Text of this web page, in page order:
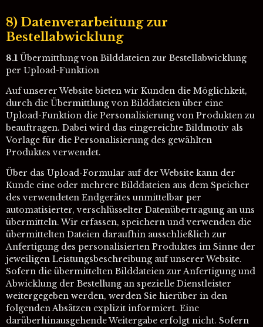
8) Datenverarbeitung zur
Bestellabwicklung
8.1 Übermittlung von Bilddateien zur Bestellabwicklung
per Upload-Funktion
Auf unserer Website bieten wir Kunden die Möglichkeit,
durch die Übermittlung von Bilddateien über eine
Upload-Funktion die Personalisierung von Produkten zu
beauftragen. Dabei wird das eingereichte Bildmotiv als
Vorlage für die Personalisierung des gewählten
Produktes verwendet.
Über das Upload-Formular auf der Website kann der
Kunde eine oder mehrere Bilddateien aus dem Speicher
des verwendeten Endgerätes unmittelbar per
automatisierter, verschlüsselter Datenübertragung an uns
übermitteln. Wir erfassen, speichern und verwenden die
übermittelten Dateien daraufhin ausschließlich zur
Anfertigung des personalisierten Produktes im Sinne der
jeweiligen Leistungsbeschreibung auf unserer Website.
Sofern die übermittelten Bilddateien zur Anfertigung und
Abwicklung der Bestellung an spezielle Dienstleister
weitergegeben werden, werden Sie hierüber in den
folgenden Absätzen explizit informiert. Eine
darüberhinausgehende Weitergabe erfolgt nicht. Sofern